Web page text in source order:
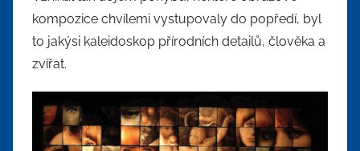
kompozice chvílemi vystupovaly do popředí, byl
to jakýsi kaleidoskop přírodních detailů, člověka a
zvířat.